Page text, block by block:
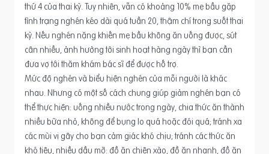
thứ 4 của thai kỳ. Tuy nhiên, vẫn có khoảng 10% mẹ bầu gặp
tình trạng nghén kéo dài quá tuần 20, thậm chí trong suốt thai
kỳ. Nếu nghén nặng khiến mẹ bầu không ăn uống được, sút
cân nhiều, ảnh hưởng tới sinh hoạt hàng ngày thì bạn cần
đưa vợ tới thăm khám bác sĩ để được hố trợ.
Mức độ nghén và biểu hiện nghén của mỗi người là khác
nhau. Nhưng có một số cách chung giúp giảm nghén bạn có
thể thực hiện: uống nhiều nước trong ngày, chia thức ăn thành
nhiều bữa nhỏ, không để bụng lo quá hoặc đói quá; tránh xa
các mùi vị gây cho bạn cảm giác khó chịu; tránh các thức ăn
khó tiêu, nhiều dầu mỡ: đồ ăn chiên xào, đồ ăn nhanh, đồ ăn